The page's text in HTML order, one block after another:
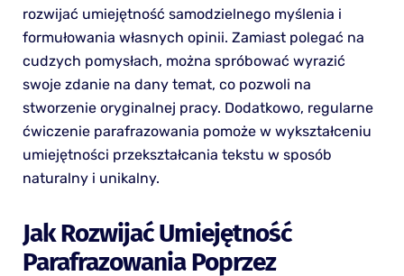
rozwijać umiejętność samodzielnego myślenia i
formułowania własnych opinii. Zamiast polegać na
cudzych pomysłach, można spróbować wyrazić
swoje zdanie na dany temat, co pozwoli na
stworzenie oryginalnej pracy. Dodatkowo, regularne
ćwiczenie parafrazowania pomoże w wykształceniu
umiejętności przekształcania tekstu w sposób
naturalny i unikalny.
Jak Rozwijać Umiejętność
Parafrazowania Poprzez